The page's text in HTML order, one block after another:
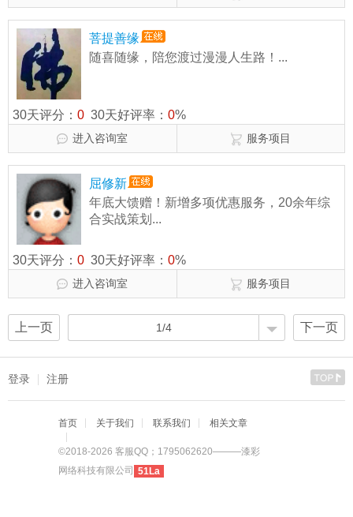
菩提善缘
随喜随缘，陪您渡过漫漫人生路！...
30天评分： 0 30天好评率： 0%
进入咨询室 服务项目
屈修新
年底大馈赠！新增多项优惠服务，20余年综
合实战策划...
30天评分： 0 30天好评率： 0%
进入咨询室 服务项目
上一页 1/4 下一页
登录 注册
首页 关于我们 联系我们 相关文章
©2018-2026 客服QQ；1795062620———漆彩
网络科技有限公司 51La